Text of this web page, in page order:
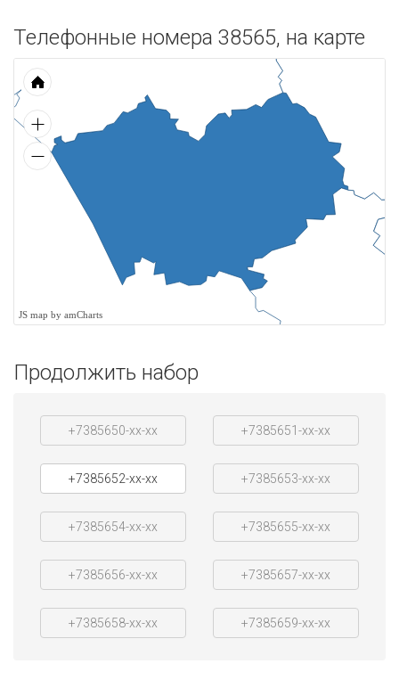
Телефонные номера 38565, на карте
JS map by amCharts
Продолжить набор
+7385650-xx-xx +7385651-xx-xx
+7385652-xx-xx +7385653-xx-xx
+7385654-xx-xx +7385655-xx-xx
+7385656-xx-xx +7385657-xx-xx
+7385658-xx-xx +7385659-xx-xx